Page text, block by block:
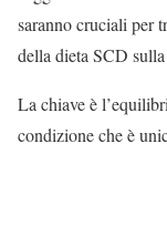
saranno cruciali per
della dieta SCD
La chiave è
condizione che è